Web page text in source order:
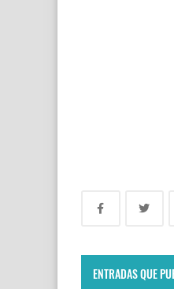
ENTRADAS QUE